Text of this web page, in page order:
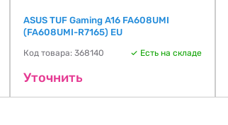
ASUS TUF Gaming A16 FA608UMI
(FA608UMI-R7165) EU
Код товара: 368140 Есть на складе
Уточнить